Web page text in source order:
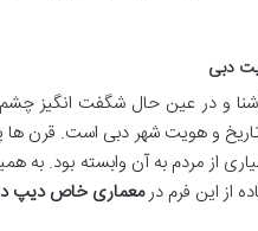
دبی
آشنا و در عین حال شگفت
و هویت شهر دبی است. قرن
از مردم به آن وابسته بود. به
از این فرم درمعماری خاص دیپ